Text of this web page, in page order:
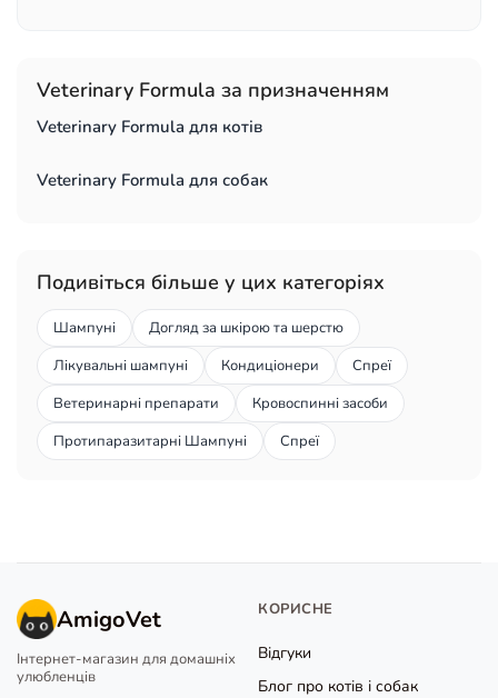
Veterinary Formula за призначенням
Veterinary Formula для котів
Veterinary Formula для собак
Подивіться більше у цих категоріях
Шампуні
Догляд за шкірою та шерстю
Лікувальні шампуні
Кондиціонери
Спреї
Ветеринарні препарати
Кровоспинні засоби
Протипаразитарні Шампуні
Спреї
AmigoVet
Інтернет-магазин для домашніх
улюбленців
КОРИСНЕ
Відгуки
Блог про котів і собак